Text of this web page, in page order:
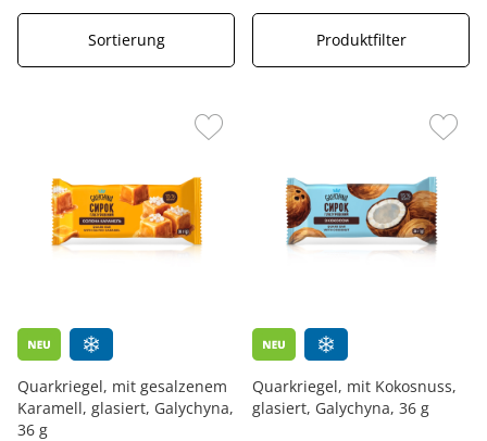
Sortierung Produktfilter
Quarkriegel, mit gesalzenem
Karamell, glasiert, Galychyna,
36 g
Quarkriegel, mit Kokosnuss,
glasiert, Galychyna, 36 g